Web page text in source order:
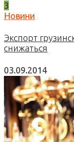
3
Новини
Экспорт
снижаться
03.09.2014